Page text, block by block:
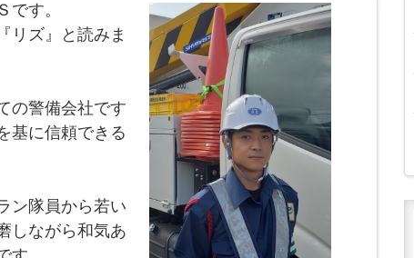
です。
リズ』と読みま
の警備会社です
基に信頼できる
ン隊員から若い
しながら和気あ